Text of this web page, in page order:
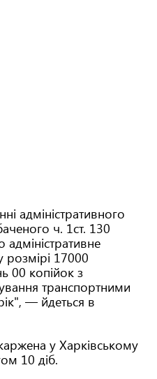
адміністративного
ч. 1ст. 130
адміністративне
розмірі 17000
00 копійок з
транспортними
— йдеться в
у Харківському
10 діб.